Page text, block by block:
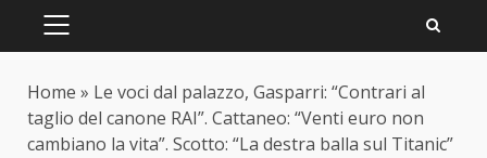
PRIMARY
Home » Le voci dal palazzo, Gasparri: “Contrari al
taglio del canone RAI”. Cattaneo: “Venti euro non
cambiano la vita”. Scotto: “La destra balla sul Titanic”